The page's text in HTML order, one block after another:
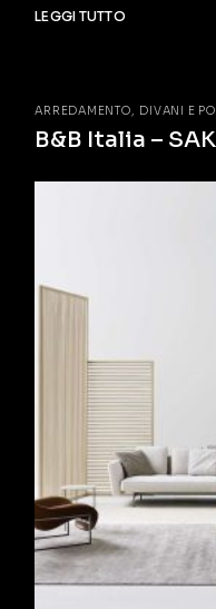
LEGGI TUTTO
ARREDAMENTO DIVANI E
B&B Italia –